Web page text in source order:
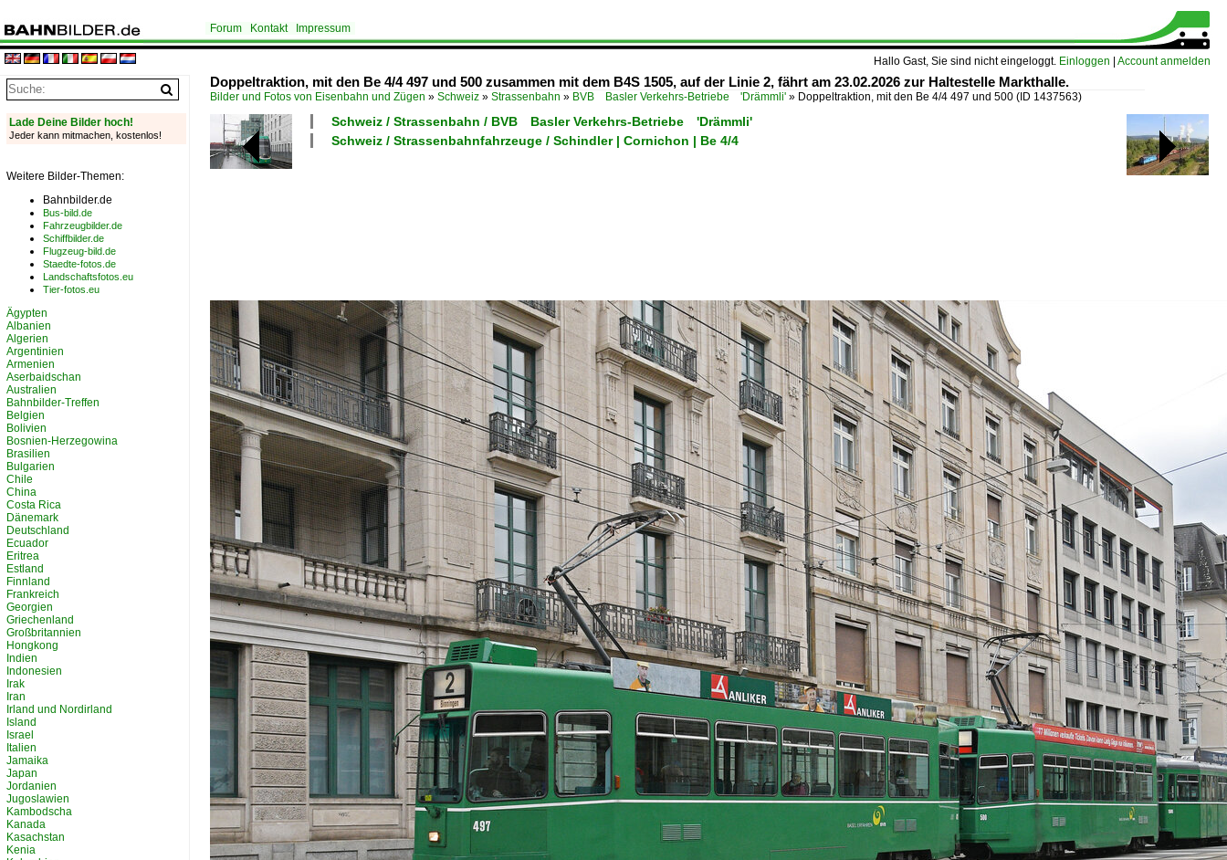
Hallo Gast, Sie sind nicht eingeloggt. Einloggen Account anmelden
Forum Kontakt Impressum
Doppeltraktion, mit den Be 4/4 497 und 500 zusammen mit dem B4S 1505, auf der Linie 2, fährt am 23.02.2026 zur Haltestelle Markthalle.
Bilder und Fotos von Eisenbahn und Zügen » Schweiz » Strassenbahn » BVB Basler Verkehrs-Betriebe 'Drämmli' » Doppeltraktion, mit den Be 4/4 497 und 500 (ID 1437563)
Schweiz / Strassenbahn / BVB Basler Verkehrs-Betriebe 'Drämmli'
Schweiz / Strassenbahnfahrzeuge / Schindler | Cornichon | Be 4/4
Lade Deine Bilder hoch!
Jeder kann mitmachen, kostenlos!
Weitere Bilder-Themen:
Bahnbilder.de
Bus-bild.de
Fahrzeugbilder.de
Schiffbilder.de
Flugzeug-bild.de
Staedte-fotos.de
Landschaftsfotos.eu
Tier-fotos.eu
Ägypten
Albanien
Algerien
Argentinien
Armenien
Aserbaidschan
Australien
Bahnbilder-Treffen
Belgien
Bolivien
Bosnien-Herzegowina
Brasilien
Bulgarien
Chile
China
Costa Rica
Dänemark
Deutschland
Ecuador
Eritrea
Estland
Finnland
Frankreich
Georgien
Griechenland
Großbritannien
Hongkong
Indien
Indonesien
Irak
Iran
Irland und Nordirland
Island
Israel
Italien
Jamaika
Japan
Jordanien
Jugoslawien
Kambodscha
Kanada
Kasachstan
Kenia